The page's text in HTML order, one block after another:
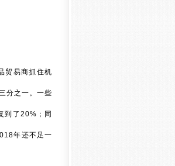
贸易商抓住机
分之一。一些
到了20%；同
年还不足一